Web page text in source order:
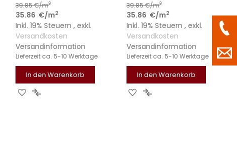
39.85€/m2
35.86 €/m2
Inkl. 19% Steuern,exkl.
Versandkosten
Versandinformation
Lieferzeit ca. 5-10 Werktage
In den Warenkorb
ZURZUR
39.85€/m2
35.86 €/m2
Inkl. 19% Steuern,exkl.
Versandkosten
Versandinformation
Lieferzeit ca. 5-10 Werktage
In den Warenkorb
ZURZUR